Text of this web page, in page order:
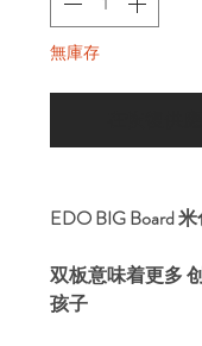
無庫存
EDO BIG Board
双板意味着更多
孩子